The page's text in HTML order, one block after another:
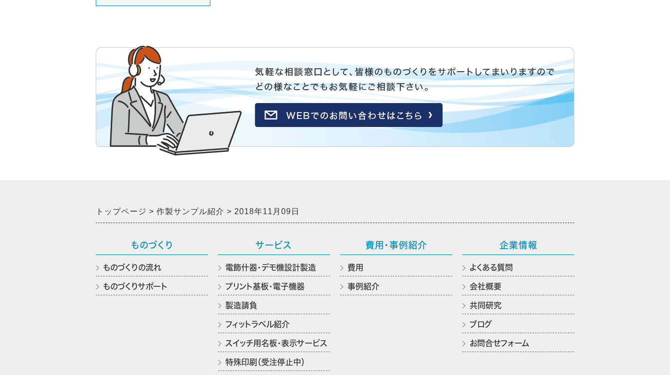
トップページ 作製サンプル紹介 2018年11月09日
ものづくり
ものづくりの流れ
ものづくりサポート
サービス
電飾什器・デモ機設計製造
プリント基板・電子機器
製造請負
フィットラベル紹介
スイッチ用名板・表示サービス
特殊印刷（受注停止中）
費用・事例紹介
費用
事例紹介
企業情報
よくある質問
会社概要
共同研究
ブログ
お問合せフォーム